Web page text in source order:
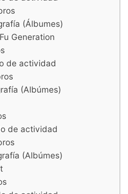
(Álbumes)
Generation
de actividad
(Albúmes)
de actividad
(Albúmes)